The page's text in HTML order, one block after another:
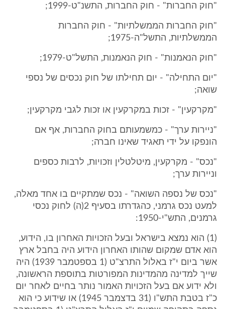
"חוק החברות" - חוק החברות, התשנ"ט-1999;
"חוק החברות הממשלתיות" - חוק החברות
הממשלתיות, התשל"ה-1975;
"חוק הנאמנות" - חוק הנאמנות, התשל"ט-1979;
"יום התחילה" - יום תחילתו של חוק נכסים של נספי
שואה;
"מקרקעין" - זכות במקרקעין או זכות לגבי מקרקעין;
"ניירות ערך" - כמשמעותם בחוק החברות, אף אם
הונפקו על ידי תאגיד שאינו חברה;
"נכס" - מקרקעין, מיטלטלין וזכויות, לרבות כספים
וניירות ערך;
"נכס של נספה השואה" - נכס שמתקיים בו אחד מאלה,
למעט נכס גרמני, כהגדרתו בסעיף 2(ה) לחוק נכסי
גרמנים, התש"י-1950:
(1) הוא נמצא בישראל ובעל הזכויות האחרון בו, הידוע,
הוא אדם שמקום שהותו האחרון הידוע היה בחבל ארץ
אשר ביום י"ז באלול התרצ"ט (1 בספטמבר 1939) היה
שייך למדינה מהמדינות המפורטות בתוספת הראשונה,
ולא ידוע אם בעל הזכויות האמור נותר בחיים לאחר יום
כ"ז בטבת התש"ו (31 בדצמבר 1945) או שידוע כי הוא